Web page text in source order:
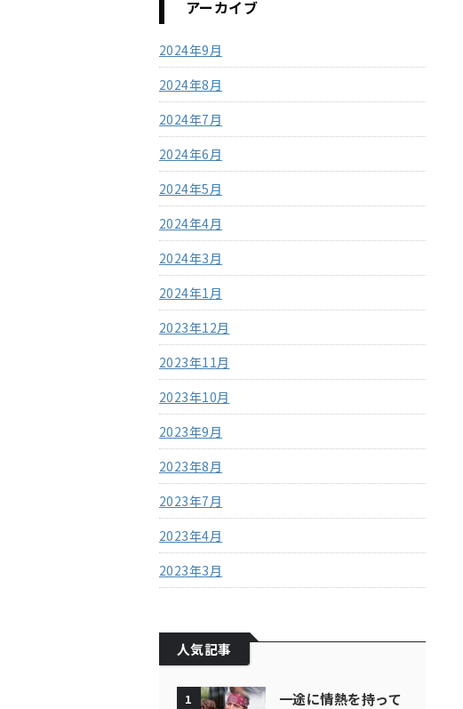
アーカイブ
2024年9月
2024年8月
2024年7月
2024年6月
2024年5月
2024年4月
2024年3月
2024年1月
2023年12月
2023年11月
2023年10月
2023年9月
2023年8月
2023年7月
2023年4月
2023年3月
人気記事
1 一途に情熱を持って